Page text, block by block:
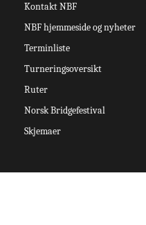
Kontakt NBF
NBF hjemmeside og nyheter
Terminliste
Turneringsoversikt
Ruter
Norsk Bridgefestival
Skjemaer